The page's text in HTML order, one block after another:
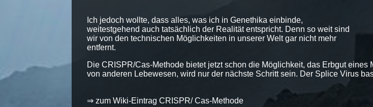
Ich jedoch wollte, dass alles, was ich in Genethika einbinde,
weitestgehend auch tatsächlich der Realität entspricht. Denn so weit sind
wir von den technischen Möglichkeiten in unserer Welt gar nicht mehr
entfernt.
Die CRISPR/Cas-Methode bietet jetzt schon die Möglichkeit, das Erbgut
von anderen Lebewesen, wird nur der nächste Schritt sein. Der Splice Virus
⇒ zum Wiki-Eintrag CRISPR/ Cas-Methode